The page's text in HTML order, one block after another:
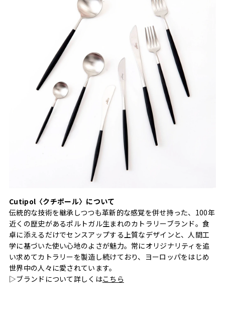
Cutipol〈クチポール〉について
伝統的な技術を継承しつつも革新的な感覚を併せ持った、100年
近くの歴史があるポルトガル生まれのカトラリーブランド。食
卓に添えるだけでセンスアップする上質なデザインと、人間工
学に基づいた使い心地のよさが魅力。常にオリジナリティを追
い求めてカトラリーを製造し続けており、ヨーロッパをはじめ
世界中の人々に愛されています。
▷ブランドについて詳しくはこちら